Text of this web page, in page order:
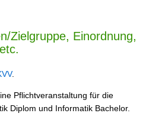
Zielgruppe, Einordnung,
.
Pflichtveranstaltung für die
Diplom und Informatik Bachelor.